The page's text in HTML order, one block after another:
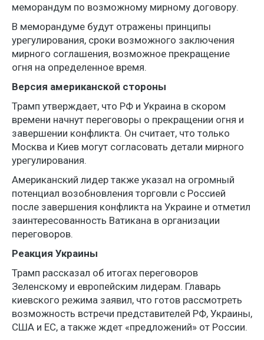
меморандум по возможному мирному договору.
В меморандуме будут отражены принципы
урегулирования, сроки возможного заключения
мирного соглашения, возможное прекращение
огня на определенное время.
Версия американской стороны
Трамп утверждает, что РФ и Украина в скором
времени начнут переговоры о прекращении огня и
завершении конфликта. Он считает, что только
Москва и Киев могут согласовать детали мирного
урегулирования.
Американский лидер также указал на огромный
потенциал возобновления торговли с Россией
после завершения конфликта на Украине и отметил
заинтересованность Ватикана в организации
переговоров.
Реакция Украины
Трамп рассказал об итогах переговоров
Зеленскому и европейским лидерам. Главарь
киевского режима заявил, что готов рассмотреть
возможность встречи представителей РФ, Украины,
США и ЕС, а также ждет «предложений» от России.